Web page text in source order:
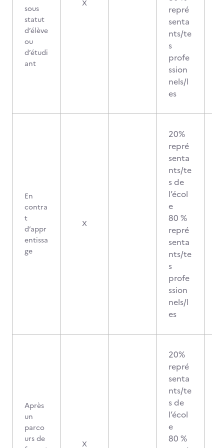
sous
statut
d’élève
ou
d’étudi
ant
X
repré
senta
nts/te
s
profe
ssion
nels/l
es
En
contra
t
d’appr
entissa
ge
X
20%
repré
senta
nts/te
s de
l’écol
e
80 %
repré
senta
nts/te
s
profe
ssion
nels/l
es
Après
un
parco
urs de
X
20%
repré
senta
nts/te
s de
l’écol
e
80 %